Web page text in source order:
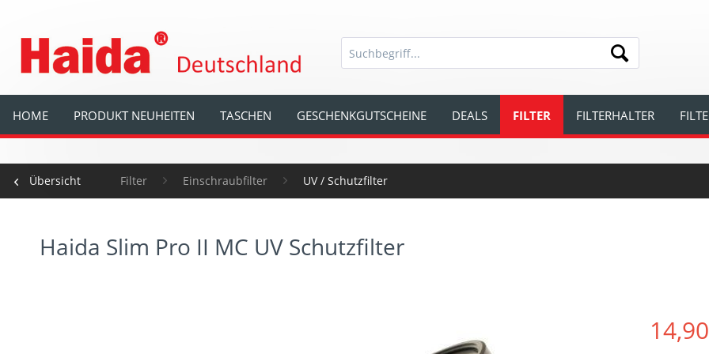
HOME PRODUKT NEUHEITEN TASCHEN GESCHENKGUTSCHEINE DEALS FILTER FILTERHALTER
Übersicht Filter Einschraubfilter UV / Schutzfilter
Haida Slim Pro II MC UV Schutzfilter